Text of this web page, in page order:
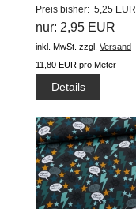
lie #oh...
Preis bisher: 5,25 EUR
nur: 2,95 EUR
inkl. MwSt. zzgl. Versand
11,80 EUR pro Meter
Details